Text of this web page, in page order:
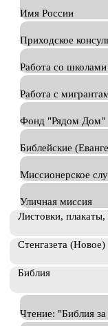
Имя России
Приходское
Работа со школами
Работа с
Фонд "Рядом Дом"
Библейские
Миссионерское
Уличная миссия
Листовки,
Стенгазета (Новое)
Библия
Чтение: "Библия за